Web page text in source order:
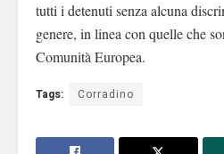
tutti i detenuti senza alcuna
genere, in linea con quelle che
Comunità Europea.
Tags: Corradino